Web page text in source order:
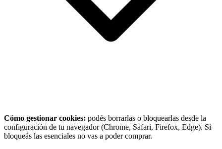
Cómo gestionar cookies: podés borrarlas o bloquearlas desde la
configuración de tu navegador (Chrome, Safari, Firefox, Edge). Si
bloqueás las esenciales no vas a poder comprar.